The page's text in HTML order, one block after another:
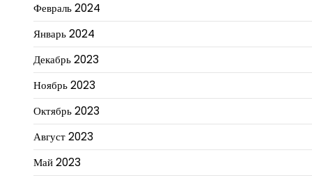
Февраль 2024
Январь 2024
Декабрь 2023
Ноябрь 2023
Октябрь 2023
Август 2023
Май 2023